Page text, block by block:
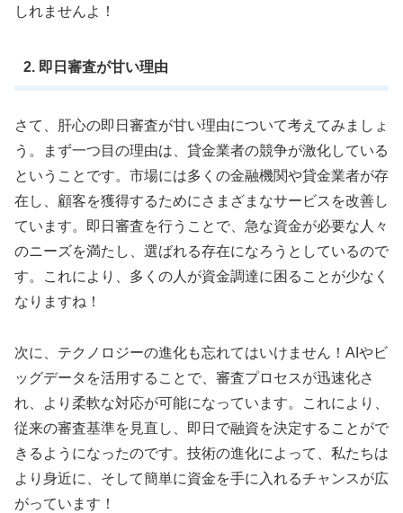
しれませんよ！
2. 即日審査が甘い理由
さて、肝心の即日審査が甘い理由について考えてみましょ
う。まず一つ目の理由は、貸金業者の競争が激化している
ということです。市場には多くの金融機関や貸金業者が存
在し、顧客を獲得するためにさまざまなサービスを改善し
ています。即日審査を行うことで、急な資金が必要な人々
のニーズを満たし、選ばれる存在になろうとしているので
す。これにより、多くの人が資金調達に困ることが少なく
なりますね！
次に、テクノロジーの進化も忘れてはいけません！AIやビ
ッグデータを活用することで、審査プロセスが迅速化さ
れ、より柔軟な対応が可能になっています。これにより、
従来の審査基準を見直し、即日で融資を決定することがで
きるようになったのです。技術の進化によって、私たちは
より身近に、そして簡単に資金を手に入れるチャンスが広
がっています！